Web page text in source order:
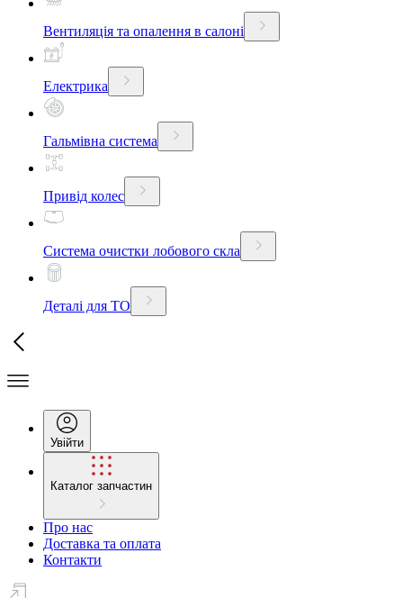
Вентиляція та опалення в салоні
Електрика
Гальмівна система
Привід колес
Система очистки лобового скла
Деталі для ТО
Увійти
Каталог запчастин
Про нас
Доставка та оплата
Контакти